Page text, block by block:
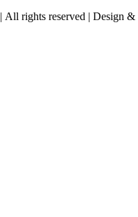
| All rights reserved | Design &